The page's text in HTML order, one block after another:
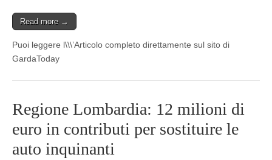
Read more →
Puoi leggere l\\\’Articolo completo direttamente sul sito di
GardaToday
Regione Lombardia: 12 milioni di
euro in contributi per sostituire le
auto inquinanti